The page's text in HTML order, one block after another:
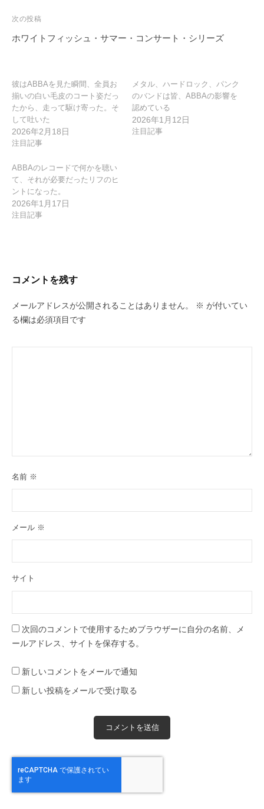
ゲ
ー
ン
次の投稿
ホワイトフィッシュ・サマー・コンサート・シリーズ
彼はABBAを見た瞬間、全員お
揃いの白い毛皮のコート姿だっ
たから、走って駆け寄った。そ
して吐いた
2026年2月18日
注目記事
メタル、ハードロック、パンク
のバンドは皆、ABBAの影響を
認めている
2026年1月12日
注目記事
ABBAのレコードで何かを聴い
て、それが必要だったリフのヒ
ントになった。
2026年1月17日
注目記事
コメントを残す
メールアドレスが公開されることはありません。 ※ が付いてい
る欄は必須項目です
名前 ※
メール ※
サイト
次回のコメントで使用するためブラウザーに自分の名前、メ
ールアドレス、サイトを保存する。
新しいコメントをメールで通知
新しい投稿をメールで受け取る